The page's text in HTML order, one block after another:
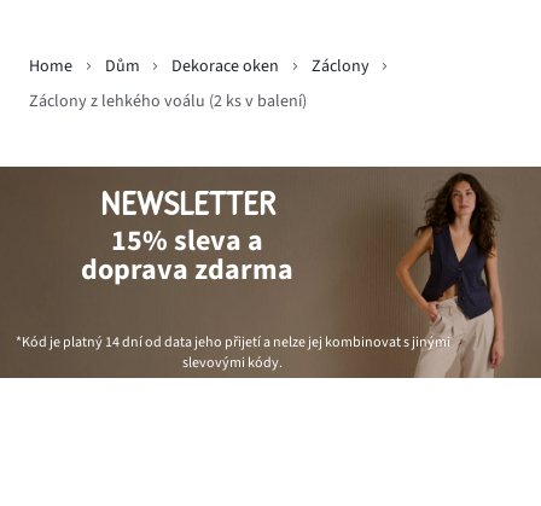
Home Dům Dekorace oken
Záclony
Záclony z lehkého voálu (2 ks v balení)
NEWSLETTER
15% sleva a
doprava zdarma
*Kód je platný 14 dní od data jeho přijetí a nelze jej kombinovat s jinými
slevovými kódy.